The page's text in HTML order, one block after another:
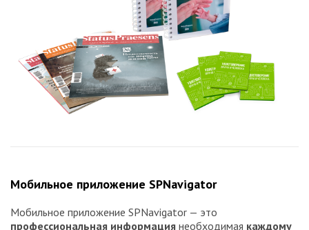
Мобильное приложение SPNavigator
Мобильное приложение SPNavigator — это
профессиональная информация необходимая каждому